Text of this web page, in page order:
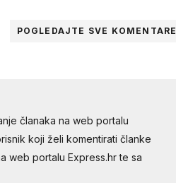
POGLEDAJTE SVE KOMENTARE
članaka na web portalu
koji želi komentirati članke
web portalu Express.hr te sa